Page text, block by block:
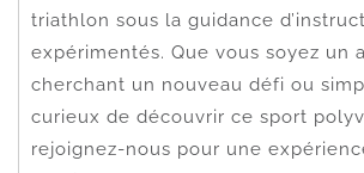
triathlon sous la guidance
expérimentés. Que vous soyez un
cherchant un nouveau défi ou
curieux de découvrir ce sport
rejoignez-nous pour une